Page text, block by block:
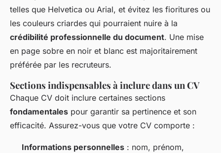
telles que Helvetica ou Arial, et évitez les fioritures ou
les couleurs criardes qui pourraient nuire à la
crédibilité professionnelle du document. Une mise
en page sobre en noir et blanc est majoritairement
préférée par les recruteurs.
Sections indispensables à inclure dans un CV
Chaque CV doit inclure certaines sections
fondamentales pour garantir sa pertinence et son
efficacité. Assurez-vous que votre CV comporte :
Informations personnelles : nom, prénom,